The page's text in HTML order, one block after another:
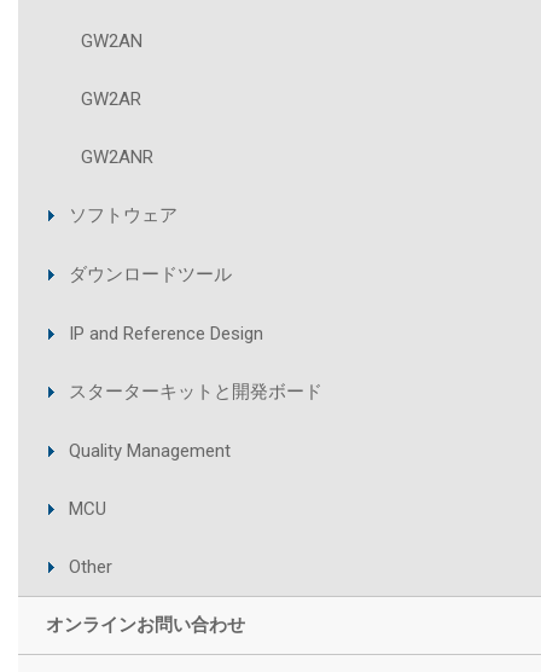
GW2AN
GW2AR
GW2ANR
ソフトウェア
ダウンロードツール
IP and Reference Design
スターターキットと開発ボード
Quality Management
MCU
Other
オンラインお問い合わせ